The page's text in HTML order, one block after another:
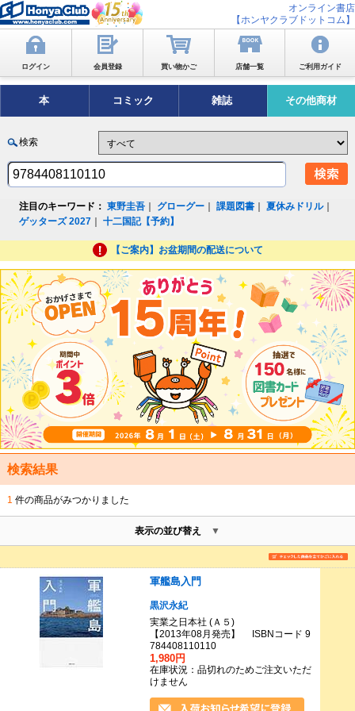
オンライン書店
【ホンヤクラブドットコム】
ログイン 会員登録 買い物かご 店舗一覧 ご利用ガイド
本 コミック 雑誌 その他商材
検索
注目のキーワード： 東野圭吾 グローグー ｜課題図書 ｜夏休みドリル｜
ゲッターズ 2027 ｜十二国記【予約】
【ご案内】お盆期間の配送について
検索結果
1 件の商品がみつかりました
表示の並び替え
軍艦島入門
黒沢永紀
実業之日本社 (Ａ５)
【2013年08月発売】 ISBNコード 9
784408110110
1,980円
在庫状況：品切れのためご注文いただ
けません